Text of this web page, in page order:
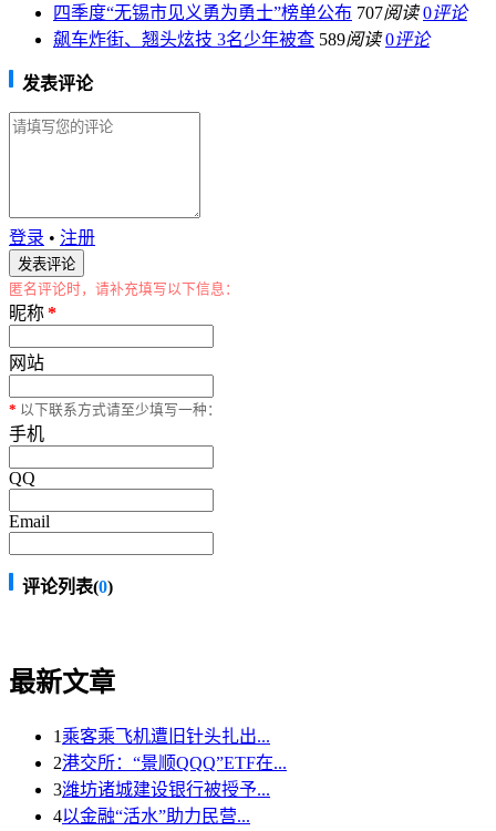
四季度“无锡市见义勇为勇士”榜单公布 707阅读 0评论
飙车炸街、翘头炫技 3名少年被查 589阅读 0评论
发表评论
登录 • 注册
匿名评论时，请补充填写以下信息：
昵称*
网站
* 以下联系方式请至少填写一种：
手机
QQ
Email
评论列表(0)
最新文章
1 乘客乘飞机遭旧针头扎出...
2港交所：“景顺QQQ”ETF在...
3潍坊诸城建设银行被授予...
4以金融“活水”助力民营...